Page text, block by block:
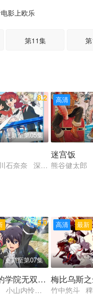
影上欧乐
第11集
下地紫野
8.2
更新至第05集
石奈奈 深见梨加 村濑
高清
迷宫饭
熊谷健太
三石琴乃
5.0
更新至第07集
学院无双 第二回转生
小山内怜央 白石晴香
最新
高清
梅比乌斯
竹中悠斗